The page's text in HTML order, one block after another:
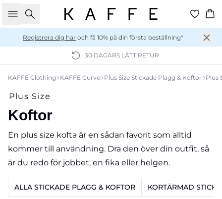
Sök
Registrera dig här och få 10% på din första beställning*
30 DAGARS LÄTT RETUR
KAFFE Clothing KAFFE Curve Plus Size Stickade Plagg & Koftor Plus
Koftor
Plus Size
En plus size kofta är en sådan favorit som alltid
kommer till användning. Dra den över din outfit, så
är du redo för jobbet, en fika eller helgen.
ALLA STICKADE PLAGG & KOFTOR KORTÄRMAD